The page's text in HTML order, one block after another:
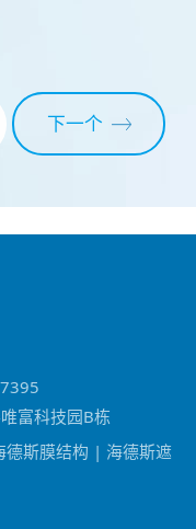
下一个
富科技园B栋
德斯膜结构 | 海德斯遮